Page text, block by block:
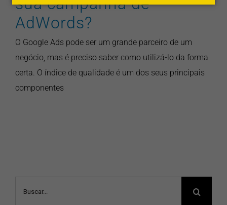
AdWords?
O Google Ads pode ser um grande parceiro de um
negócio, mas é preciso saber como utilizá-lo da forma
certa. O índice de qualidade é um dos seus principais
componentes